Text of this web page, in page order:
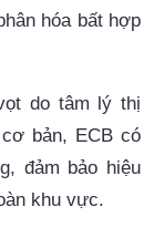
hóa bất hợp
do tâm lý thị
bản, ECB có
đảm bảo hiệu
khu vực.